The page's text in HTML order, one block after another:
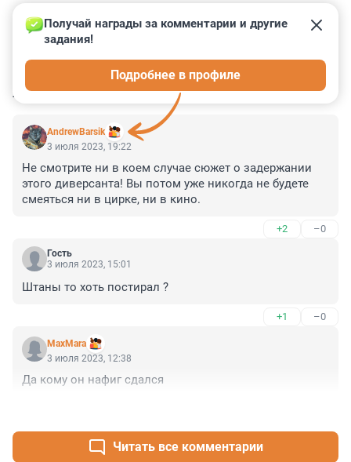
КОММЕНТАРИИ 42
AndrewBarsik
Получай награды за комментарии и другие
задания!
Подробнее в профиле
3 июля 2023, 19:22
Не смотрите ни в коем случае сюжет о задержании
этого диверсанта! Вы потом уже никогда не будете
смеяться ни в цирке, ни в кино.
+2 –0
Гость
3 июля 2023, 15:01
Штаны то хоть постирал ?
+1 –0
MaxMara
3 июля 2023, 12:38
Да кому он нафиг сдался
Читать все комментарии